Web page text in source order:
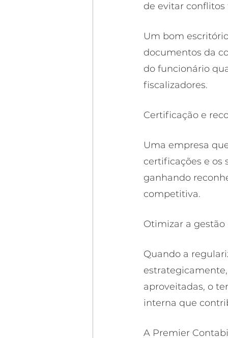
de evitar conflitos
Um bom
documentos da
do funcionário
fiscalizadores.
Certificação e
Uma empresa
certificações e
ganhando
competitiva.
Otimizar a
Quando a
aproveitadas, o
interna que
A Premier